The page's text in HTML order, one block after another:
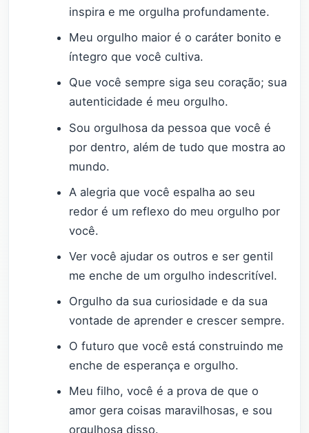
inspira e me orgulha profundamente.
Meu orgulho maior é o caráter bonito e
íntegro que você cultiva.
Que você sempre siga seu coração; sua
autenticidade é meu orgulho.
Sou orgulhosa da pessoa que você é
por dentro, além de tudo que mostra ao
mundo.
A alegria que você espalha ao seu
redor é um reflexo do meu orgulho por
você.
Ver você ajudar os outros e ser gentil
me enche de um orgulho indescritível.
Orgulho da sua curiosidade e da sua
vontade de aprender e crescer sempre.
O futuro que você está construindo me
enche de esperança e orgulho.
Meu filho, você é a prova de que o
amor gera coisas maravilhosas, e sou
orgulhosa disso.